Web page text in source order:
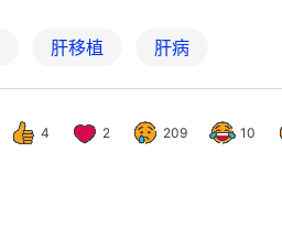
肝移植 肝病
4 2 209 10